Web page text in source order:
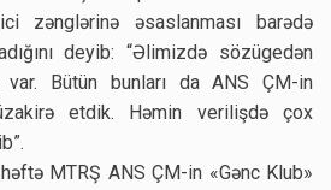
zənglərinə əsaslanması barədə
deyib: “Əlimizdə sözügedən
var. Bütün bunları da ANS ÇM-in
etdik. Həmin verilişdə çox
MTRŞ ANS ÇM-in «Gənc Klub»